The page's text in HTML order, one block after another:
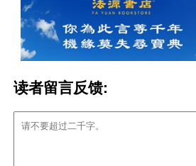
读者留言反馈: